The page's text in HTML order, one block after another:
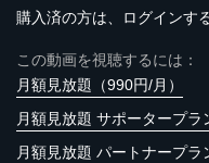
購入済の方は、ログインす
この動画を視聴するには：
月額見放題（990円/月）
月額見放題 サポータープラ
月額見放題 パートナープラ